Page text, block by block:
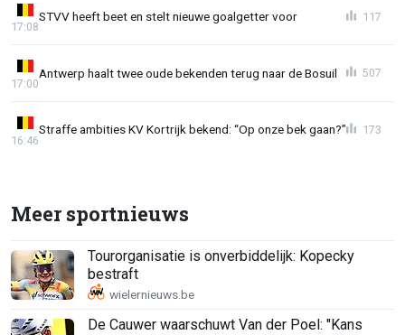
STVV heeft beet en stelt nieuwe goalgetter voor
17:08
117
Antwerp haalt twee oude bekenden terug naar de Bosuil
17:00
507
Straffe ambities KV Kortrijk bekend: “Op onze bek gaan?”
16:46
173
Meer sportnieuws
Tourorganisatie is onverbiddelijk: Kopecky
bestraft
De Cauwer waarschuwt Van der Poel: "Kans